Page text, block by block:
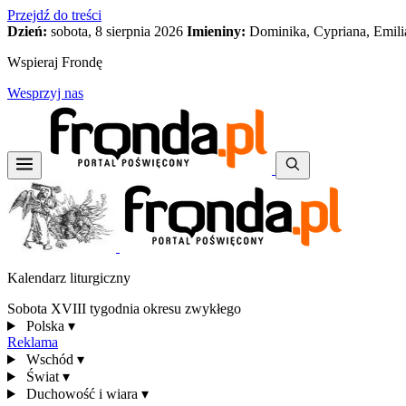
Przejdź do treści
Dzień: sobota, 8 sierpnia 2026 Imieniny: Dominika, Cypriana,
Wspieraj Frondę
Wesprzyj nas
Kalendarz liturgiczny
Sobota XVIII tygodnia okresu zwykłego
Polska ▾
Reklama
Wschód ▾
Świat ▾
Duchowość i wiara ▾